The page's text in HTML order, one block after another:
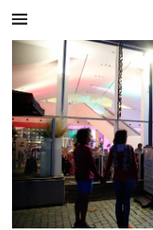
AGENDA FILM MUZIEK
Winkelmandje
Zoek
PLAN JE BEZOEK
Openingstijden & contact
Bereikbaarheid
Kaartverkoop